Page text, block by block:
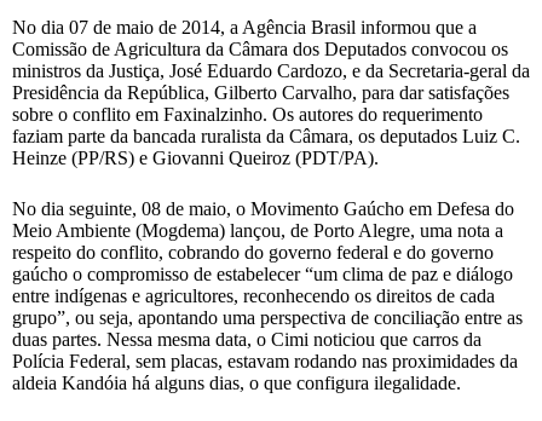
No dia 07 de maio de 2014, a Agência Brasil informou que a
Comissão de Agricultura da Câmara dos Deputados convocou os
ministros da Justiça, José Eduardo Cardozo, e da Secretaria-geral da
Presidência da República, Gilberto Carvalho, para dar satisfações
sobre o conflito em Faxinalzinho. Os autores do requerimento
faziam parte da bancada ruralista da Câmara, os deputados Luiz C.
Heinze (PP/RS) e Giovanni Queiroz (PDT/PA).
No dia seguinte, 08 de maio, o Movimento Gaúcho em Defesa do
Meio Ambiente (Mogdema) lançou, de Porto Alegre, uma nota a
respeito do conflito, cobrando do governo federal e do governo
gaúcho o compromisso de estabelecer “um clima de paz e diálogo
entre indígenas e agricultores, reconhecendo os direitos de cada
grupo”, ou seja, apontando uma perspectiva de conciliação entre as
duas partes. Nessa mesma data, o Cimi noticiou que carros da
Polícia Federal, sem placas, estavam rodando nas proximidades da
aldeia Kandóia há alguns dias, o que configura ilegalidade.